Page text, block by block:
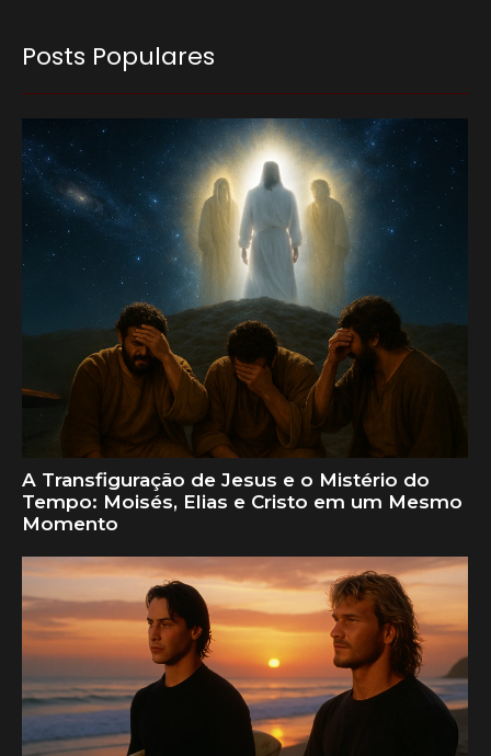
Posts Populares
A Transfiguração de Jesus e o Mistério do
Tempo: Moisés, Elias e Cristo em um Mesmo
Momento